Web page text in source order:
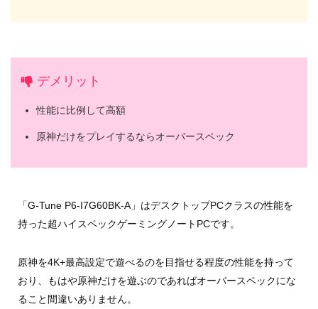
デメリット
性能に比例して高額
原神だけをプレイするならオーバースペック
「G-Tune P6-I7G60BK-A」はデスクトップPCクラスの性能を
持った超ハイスペックゲーミングノートPCです。
原神を4K+最高設定で遊べるのを目指せる程度の性能を持って
おり、もはや原神だけを遊ぶのであればオーバースペックにな
ること間違いありません。